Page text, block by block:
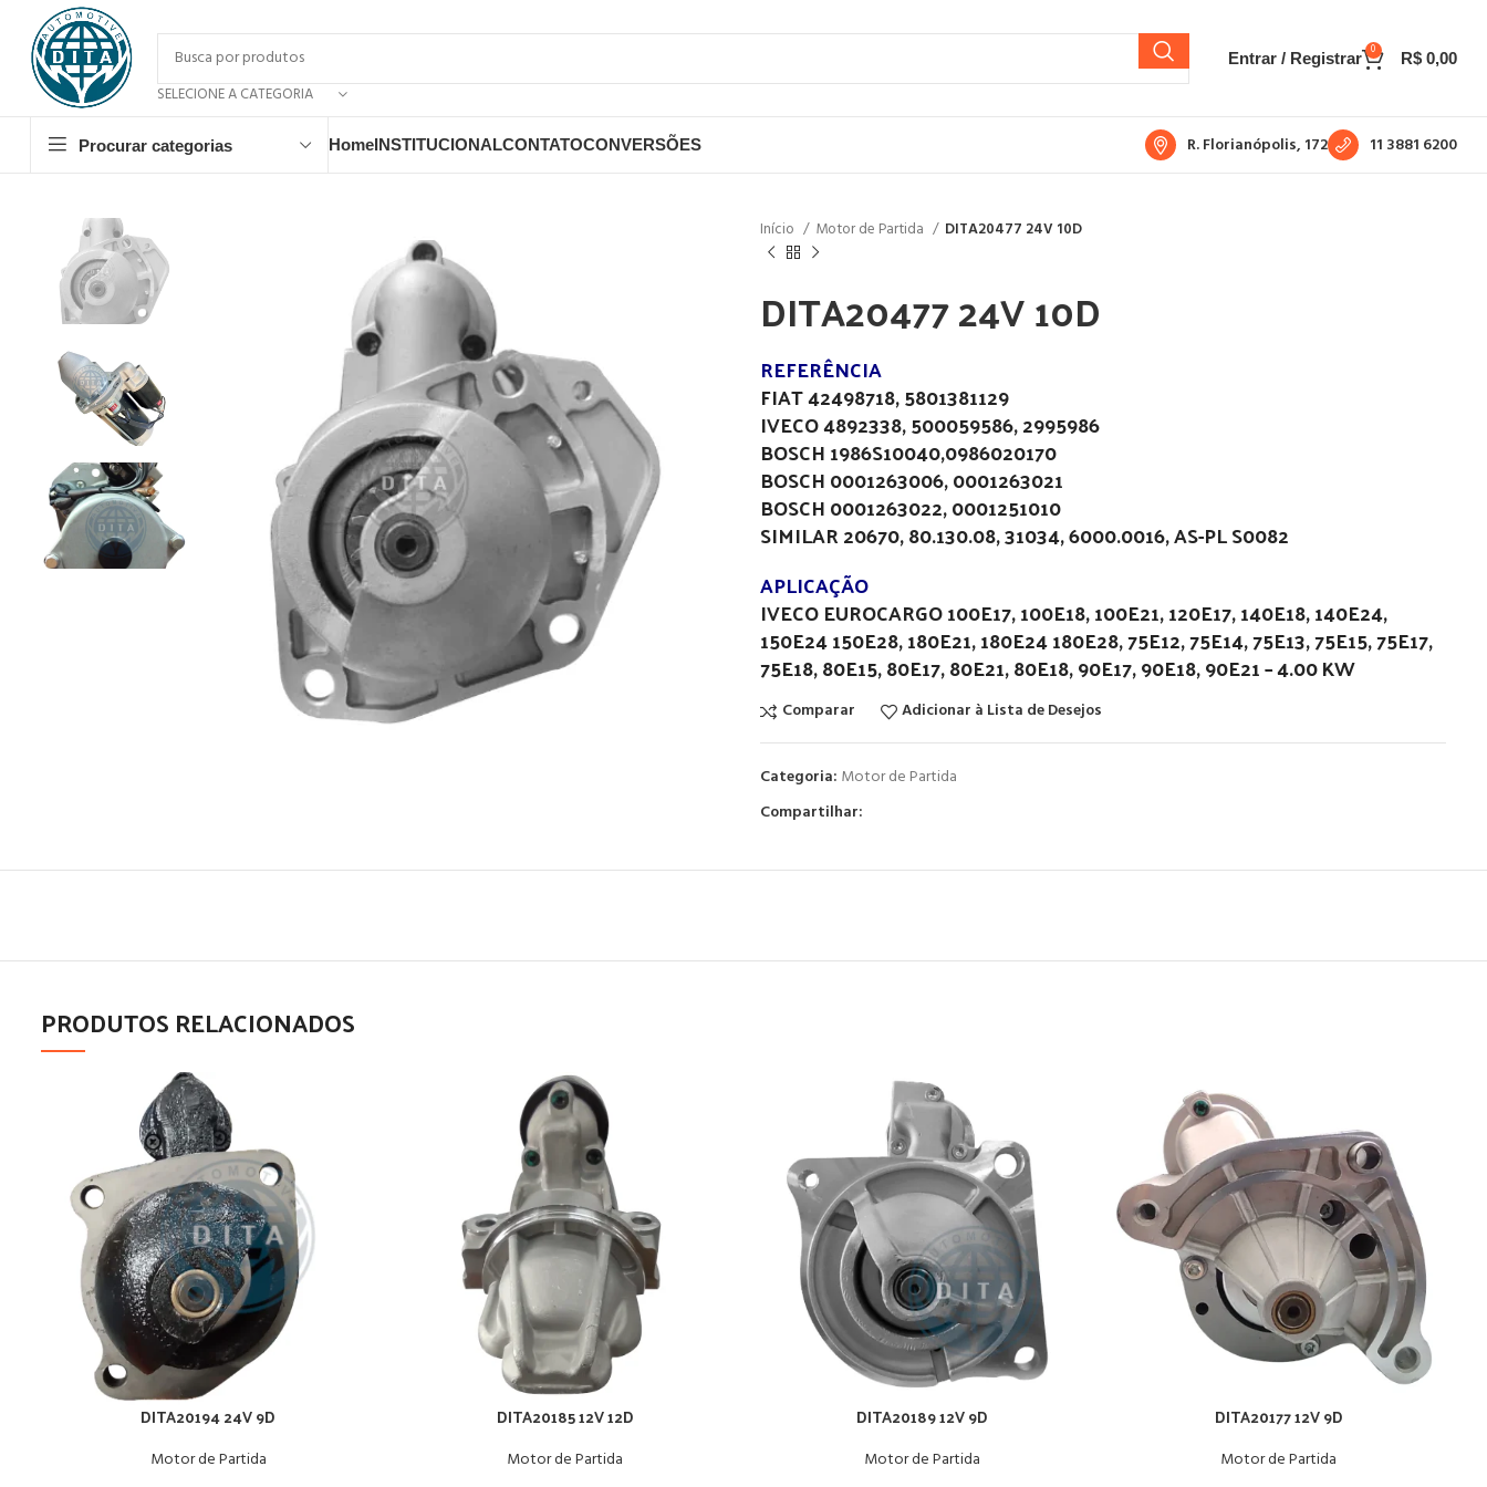
SELECIONE A CATEGORIA
Entrar / Registrar 0 R$ 0,00
Procurar categorias HomeINSTITUCIONALCONTATOCONVERSÕES R. Florianópolis, 172 11 3881 6200
Início Motor de Partida DITA20477 24V 10D
DITA20477 24V 10D
REFERÊNCIA
FIAT 42498718, 5801381129
IVECO 4892338, 500059586, 2995986
BOSCH 1986S10040,0986020170
BOSCH 0001263006, 0001263021
BOSCH 0001263022, 0001251010
SIMILAR 20670, 80.130.08, 31034, 6000.0016, AS-PL S0082
APLICAÇÃO
IVECO EUROCARGO 100E17, 100E18, 100E21, 120E17, 140E18, 140E24,
150E24 150E28, 180E21, 180E24 180E28, 75E12, 75E14, 75E13, 75E15, 75E17,
75E18, 80E15, 80E17, 80E21, 80E18, 90E17, 90E18, 90E21 – 4.00 KW
Comparar Adicionar à Lista de Desejos
Categoria: Motor de Partida
Compartilhar:
PRODUTOS RELACIONADOS
DITA20194 24V 9D
Motor de Partida
DITA20185 12V 12D
Motor de Partida
DITA20189 12V 9D
Motor de Partida
DITA20177 12V 9D
Motor de Partida